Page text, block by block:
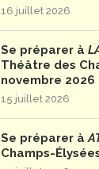
16 juillet 2026
Se préparer à
Théâtre des
novembre 2026
15 juillet 2026
Se préparer à
Champs-